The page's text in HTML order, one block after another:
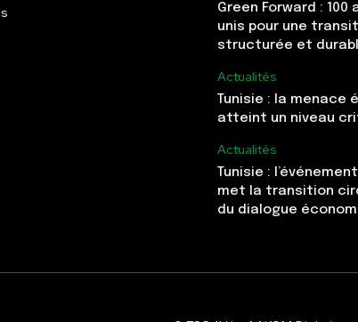
Green Forward :
unis pour une
structurée et
Actualités
Tunisie : la menace
atteint un niveau
Actualités
Tunisie :
met la transition
du dialogue